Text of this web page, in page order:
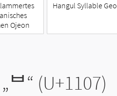
Ojeon
Hangul Syllable Geo
ᄇ“ (U+1107)